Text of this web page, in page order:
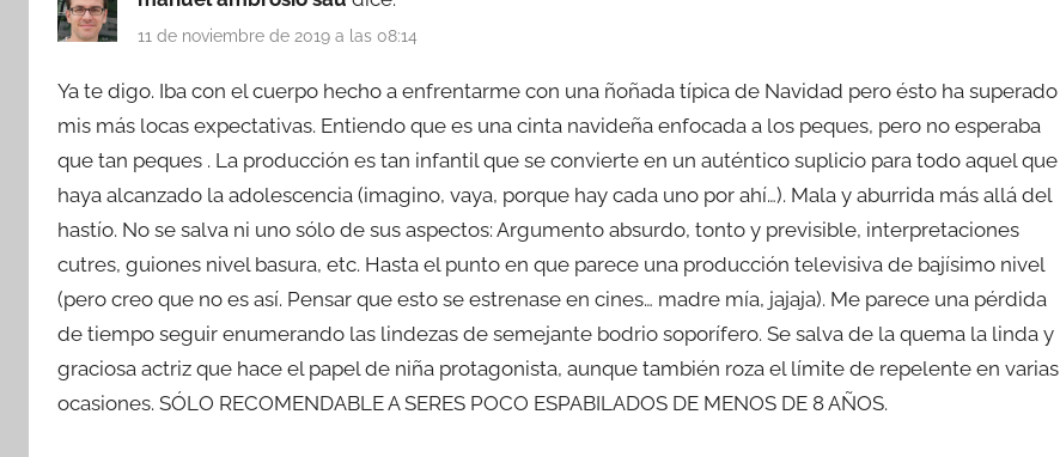
11 de noviembre de 2019 a las 08:14
Ya te digo. Iba con el cuerpo hecho a enfrentarme con una ñoñada típica de Navidad pero ésto ha superado
mis más locas expectativas. Entiendo que es una cinta navideña enfocada a los peques, pero no esperaba
que tan peques . La producción es tan infantil que se convierte en un auténtico suplicio para todo aquel que
haya alcanzado la adolescencia (imagino, vaya, porque hay cada uno por ahí…). Mala y aburrida más allá del
hastío. No se salva ni uno sólo de sus aspectos: Argumento absurdo, tonto y previsible, interpretaciones
cutres, guiones nivel basura, etc. Hasta el punto en que parece una producción televisiva de bajísimo nivel
(pero creo que no es así. Pensar que esto se estrenase en cines… madre mía, jajaja). Me parece una pérdida
de tiempo seguir enumerando las lindezas de semejante bodrio soporífero. Se salva de la quema la linda y
graciosa actriz que hace el papel de niña protagonista, aunque también roza el límite de repelente en varias
ocasiones. SÓLO RECOMENDABLE A SERES POCO ESPABILADOS DE MENOS DE 8 AÑOS.